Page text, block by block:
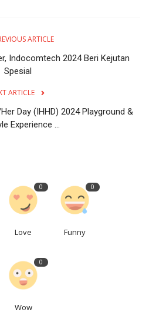
ARTICLE
Indocomtech 2024 Beri Kejutan
Spesial
ARTICLE
Day (IHHD) 2024 Playground &
Experience ...
0
Love
0
Funny
0
Wow